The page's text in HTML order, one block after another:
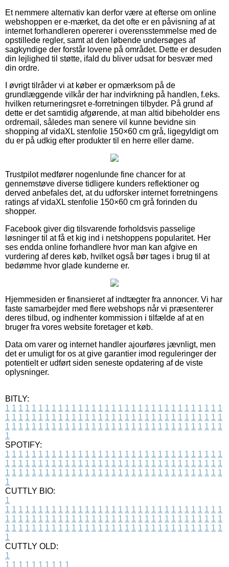
Et nemmere alternativ kan derfor være at efterse om online
webshoppen er e-mærket, da det ofte er en påvisning af at
internet forhandleren opererer i overensstemmelse med de
opstillede regler, samt at den løbende undersøges af
sagkyndige der forstår lovene på området. Dette er desuden
din lejlighed til støtte, ifald du bliver udsat for besvær med
din ordre.
I øvrigt tilråder vi at køber er opmærksom på de
grundlæggende vilkår der har indvirkning på handlen, f.eks.
hvilken returneringsret e-forretningen tilbyder. På grund af
dette er det samtidig afgørende, at man altid bibeholder ens
ordremail, således man senere vil kunne bevidne sin
shopping af vidaXL stenfolie 150×60 cm grå, ligegyldigt om
du er på udkig efter produkter til en herre eller dame.
Trustpilot medfører nogenlunde fine chancer for at
gennemstøve diverse tidligere kunders reflektioner og
derved anbefales det, at du udforsker internet forretningens
ratings af vidaXL stenfolie 150×60 cm grå forinden du
shopper.
Facebook giver dig tilsvarende forholdsvis passelige
løsninger til at få et kig ind i netshoppens popularitet. Her
ses endda online forhandlere hvor man kan afgive en
vurdering af deres køb, hvilket også bør tages i brug til at
bedømme hvor glade kunderne er.
Hjemmesiden er finansieret af indtægter fra annoncer. Vi har
faste samarbejder med flere webshops når vi præsenterer
deres tilbud, og indhenter kommission i tilfælde af at en
bruger fra vores website foretager et køb.
Data om varer og internet handler ajourføres jævnligt, men
det er umuligt for os at give garantier imod reguleringer der
potentielt er udført siden seneste opdatering af de viste
oplysninger.
BITLY:
1 1 1 1 1 1 1 1 1 1 1 1 1 1 1 1 1 1 1 1 1 1 1 1 1 1 1 1 1 1 1 1 1
1 1 1 1 1 1 1 1 1 1 1 1 1 1 1 1 1 1 1 1 1 1 1 1 1 1 1 1 1 1 1 1 1
1 1 1 1 1 1 1 1 1 1 1 1 1 1 1 1 1 1 1 1 1 1 1 1 1 1 1 1 1 1 1 1 1
1
SPOTIFY:
1 1 1 1 1 1 1 1 1 1 1 1 1 1 1 1 1 1 1 1 1 1 1 1 1 1 1 1 1 1 1 1 1
1 1 1 1 1 1 1 1 1 1 1 1 1 1 1 1 1 1 1 1 1 1 1 1 1 1 1 1 1 1 1 1 1
1 1 1 1 1 1 1 1 1 1 1 1 1 1 1 1 1 1 1 1 1 1 1 1 1 1 1 1 1 1 1 1 1
1
CUTTLY BIO:
1
1 1 1 1 1 1 1 1 1 1 1 1 1 1 1 1 1 1 1 1 1 1 1 1 1 1 1 1 1 1 1 1 1
1 1 1 1 1 1 1 1 1 1 1 1 1 1 1 1 1 1 1 1 1 1 1 1 1 1 1 1 1 1 1 1 1
1 1 1 1 1 1 1 1 1 1 1 1 1 1 1 1 1 1 1 1 1 1 1 1 1 1 1 1 1 1 1 1 1
1
CUTTLY OLD:
1
1 1 1 1 1 1 1 1 1 1